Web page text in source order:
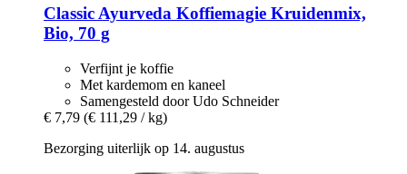
Classic Ayurveda Koffiemagie Kruidenmix,
Bio, 70 g
Verfijnt je koffie
Met kardemom en kaneel
Samengesteld door Udo Schneider
€ 7,79 (€ 111,29 / kg)
Bezorging uiterlijk op 14. augustus